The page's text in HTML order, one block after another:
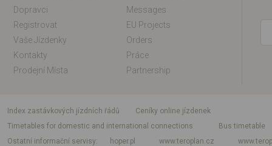
Dopravci
Messages
Registrovat
EU Projects
Vaše Jízdenky
Orders
Kontakty
Práce
Prodejní Místa
Partnership
index zastávkových jízdních řádů
Ceníky online jízdenek
Timetables for domestic and international connections
Bus timetable
Ostatní informační servisy
hoper.pl www.teroplan.cz